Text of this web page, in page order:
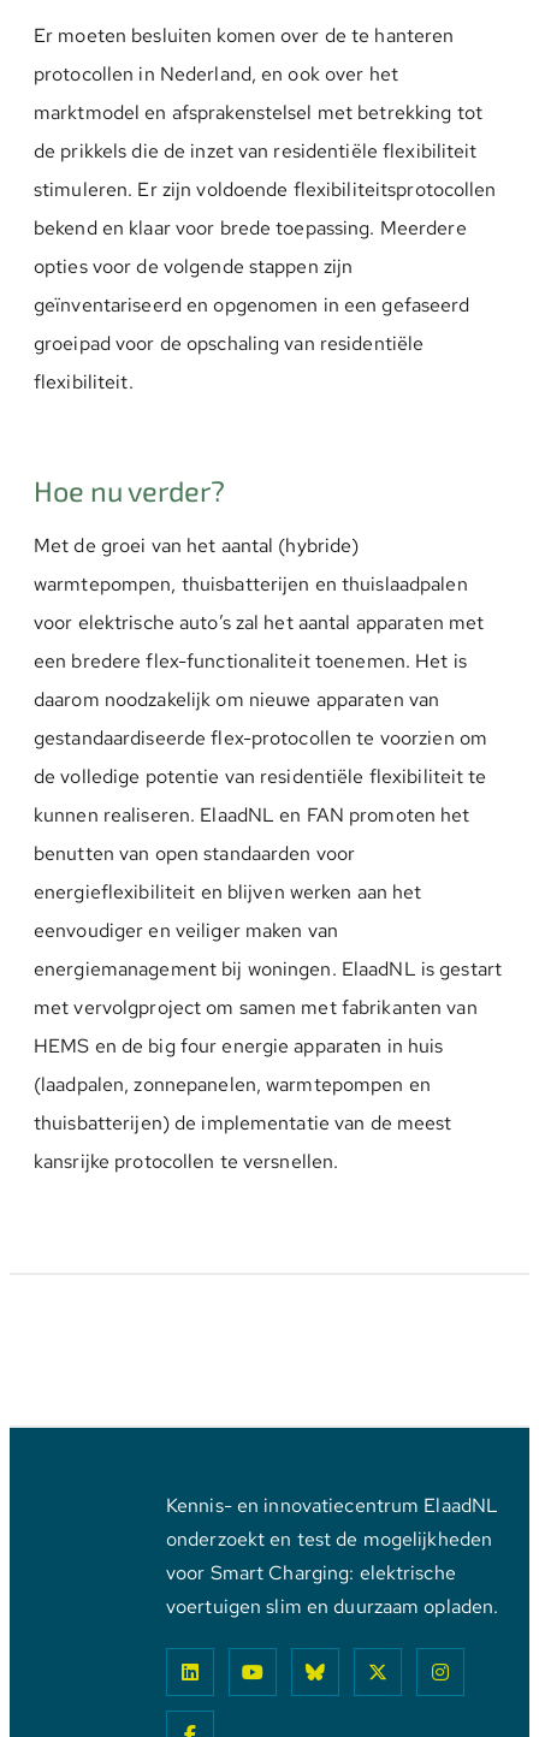
Er moeten besluiten komen over de te hanteren
protocollen in Nederland, en ook over het
marktmodel en afsprakenstelsel met betrekking tot
de prikkels die de inzet van residentiële flexibiliteit
stimuleren. Er zijn voldoende flexibiliteitsprotocollen
bekend en klaar voor brede toepassing. Meerdere
opties voor de volgende stappen zijn
geïnventariseerd en opgenomen in een gefaseerd
groeipad voor de opschaling van residentiële
flexibiliteit.
Hoe nu verder?
Met de groei van het aantal (hybride)
warmtepompen, thuisbatterijen en thuislaadpalen
voor elektrische auto’s zal het aantal apparaten met
een bredere flex-functionaliteit toenemen. Het is
daarom noodzakelijk om nieuwe apparaten van
gestandaardiseerde flex-protocollen te voorzien om
de volledige potentie van residentiële flexibiliteit te
kunnen realiseren. ElaadNL en FAN promoten het
benutten van open standaarden voor
energieflexibiliteit en blijven werken aan het
eenvoudiger en veiliger maken van
energiemanagement bij woningen. ElaadNL is gestart
met vervolgproject om samen met fabrikanten van
HEMS en de big four energie apparaten in huis
(laadpalen, zonnepanelen, warmtepompen en
thuisbatterijen) de implementatie van de meest
kansrijke protocollen te versnellen.
Kennis- en innovatiecentrum ElaadNL
onderzoekt en test de mogelijkheden
voor Smart Charging: elektrische
voertuigen slim en duurzaam opladen.